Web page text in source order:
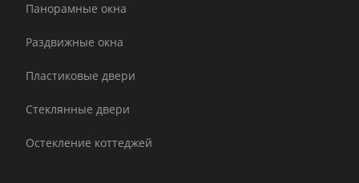
Панорамные окна
Раздвижные окна
Пластиковые двери
Стеклянные двери
Остекление коттеджей